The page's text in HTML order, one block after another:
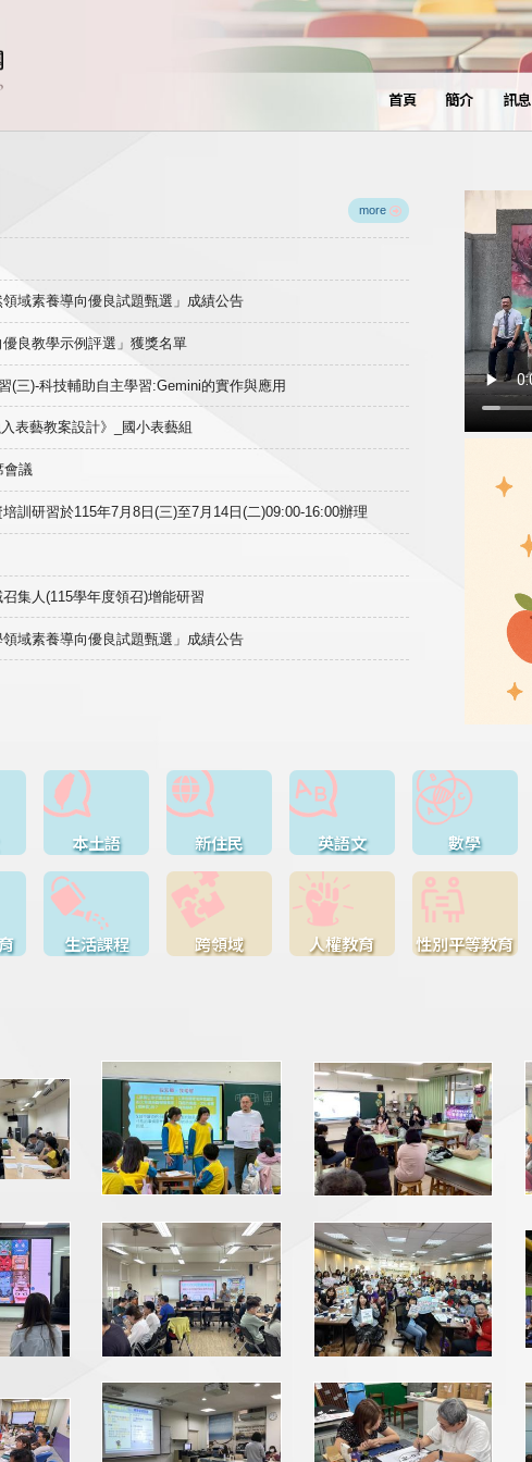
首頁 簡介 訊息
more
域素養導向優良試題甄選」成績公告
良教學示例評選」獲獎名單
(三)-科技輔助自主學習:Gemini的實作與應用
表藝教案設計》_國小表藝組
會議
訓研習於115年7月8日(三)至7月14日(二)09:00-16:00辦理
集人(115學年度領召)增能研習
域素養導向優良試題甄選」成績公告
本土語 新住民 英語文 數學
生活課程 跨領域 人權教育 性別平等教育